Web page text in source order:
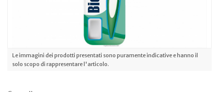
Le immagini dei prodotti presentati sono puramente indicative e hanno il
solo scopo di rappresentare l'articolo.